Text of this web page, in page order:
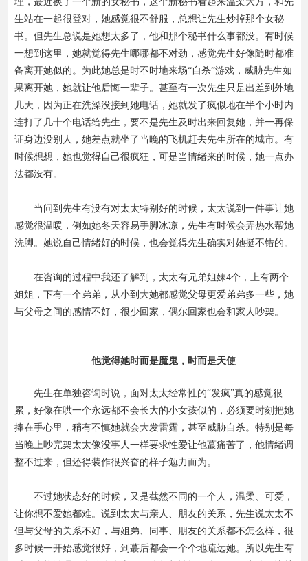
生站在一起很登对，她感觉很不舒服，总想让先生炒掉那个女秘
书。但先生总说是她想太多了，他和那个秘书什么事都没。有时候
一想到这里，她就觉得先生哪哪都不对劲，感觉先生好像随时都准
备离开她似的。为此她总是时不时地来场“自杀”游戏，威胁先生如
果离开她，她就让他后悔一辈子。甚至有一次先生只是出差到外地
几天，因为正在洗澡没接到她电话，她就发了疯似地在半个小时内
连打了几十个电话给先生，要不是先生及时出来回复她，并一再保
证身边没别人，她差点就坐了当晚的飞机赶去先生所在的城市。有
时候想想，她也觉得自己很疯狂，可是当情绪来的时候，她一点办
法都没有。
当问到先生有没有对太太特别好的时候，太太说到一件事让她
感觉很温暖，例如她冬天容易手脚冰凉，先生有时候会弄热水帮她
洗脚。她说自己情绪好的时候，也会觉得先生确实对她挺不错的。
在咨询的过程中我还了解到，太太有兄弟姐妹4个，上有两个
姐姐，下有一个弟弟，从小到大她都感觉父母更爱弟弟多一些，她
与父母之间的感情不好，很少回家，偶尔回家也会和家人吵架。
他觉得她时而是魔鬼，时而是天使
先生在单独咨询时说，面对太太经常性的“发疯”真的感觉很
累，好像在哄一个永远都不会长大的小女孩似的，必须要时刻把她
捧在手心里，稍有不慎她就会大发雷霆，甚至威胁自杀。特别是每
当晚上吵完架太太像没事人一样要求性爱让他蕞痛苦了，他情绪调
整不过来，但还得装作很兴奋的样子勉力而为。
不过她状态好的时候，又是截然不同的一个人，温柔、可爱，
让你想不爱她都难。说到太太与亲人、朋友的关系，先生说太太不
但与父母的关系不好，与姐弟、同事、朋友的关系都不怎么样，很
多时候一开始感觉很好，到蕞后都会一个个地疏远她。所以先生有